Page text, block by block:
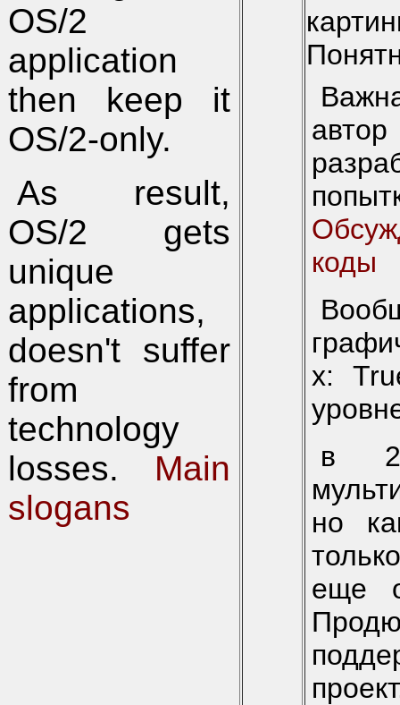
OS/2
application
then keep it
OS/2-only.
As result,
OS/2 gets
unique
applications,
doesn't suffer
from
technology
losses. Main
slogans
коды
х:
в
но
еще